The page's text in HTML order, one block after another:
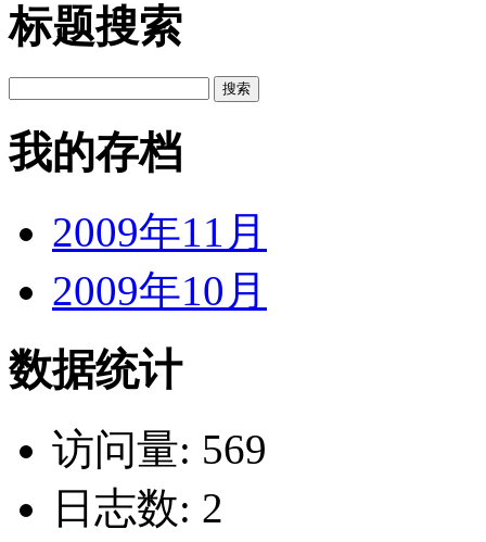
标题搜索
我的存档
2009年11月
2009年10月
数据统计
访问量: 569
日志数: 2